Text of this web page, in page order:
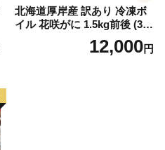
北海道厚岸産 訳あり 冷凍ボ
イル 花咲がに 1.5kg前後 (3尾
～5尾入) 蟹 花咲ガニ 魚介類
魚介 [№5863-1090]12,000円